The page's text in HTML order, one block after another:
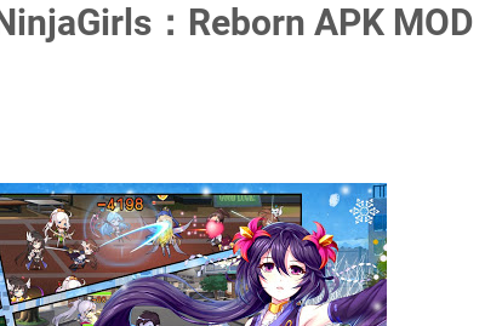
：Reborn APK MOD